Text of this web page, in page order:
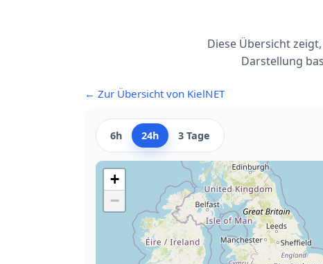
Diese Übersicht
Darstellung
← Zur Übersicht von KielNET
6h 24h 3 Tage
+
−